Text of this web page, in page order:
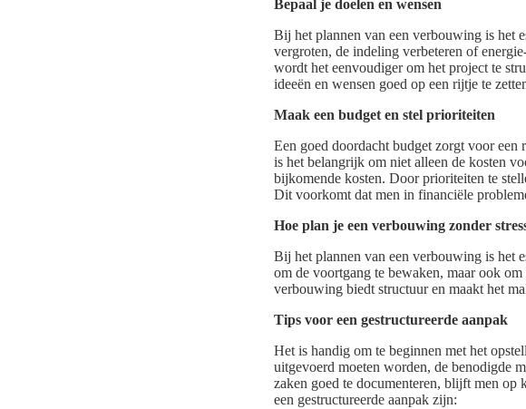
Bepaal je doelen en wensen
Bij het plannen van een verbouwing is het
vergroten, de indeling verbeteren of
wordt het eenvoudiger om het project te
ideeën en wensen goed op een rijtje te
Maak een budget en stel prioriteiten
Een goed doordacht budget zorgt voor
is het belangrijk om niet alleen de kosten
bijkomende kosten. Door prioriteiten te
Dit voorkomt dat men in financiële
Hoe plan je een verbouwing zonder
Bij het plannen van een verbouwing is het
om de voortgang te bewaken, maar ook
verbouwing biedt structuur en maakt het
Tips voor een gestructureerde aanpak
Het is handig om te beginnen met het
uitgevoerd moeten worden, de benodigde
zaken goed te documenteren, blijft men
een gestructureerde aanpak zijn: